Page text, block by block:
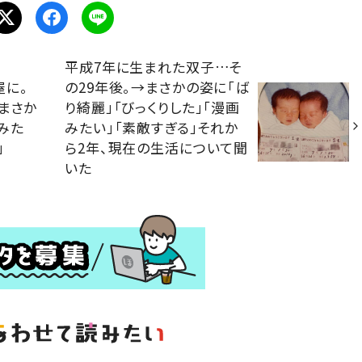
。
さか
た
平成7年に生まれた双子…そ
の29年後。→まさかの姿に「ば
り綺麗」「びっくりした」「漫画
みたい」「素敵すぎる」それか
ら2年、現在の生活について聞
いた